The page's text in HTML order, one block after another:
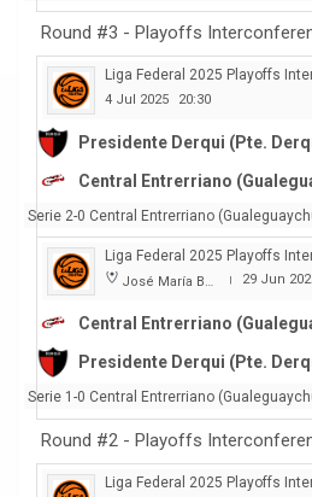
Round #3 - Playoffs
Liga Federal 2025 Playoffs
4 Jul 2025 20:30
Presidente Derqui (Pte.
Central Entrerriano
Serie 2-0 Central Entrerriano
Liga Federal 2025 Playoffs
José María Bertora | 29 Jun
Central Entrerriano
Presidente Derqui (Pte.
Serie 1-0 Central Entrerriano
Round #2 - Playoffs
Liga Federal 2025 Playoffs